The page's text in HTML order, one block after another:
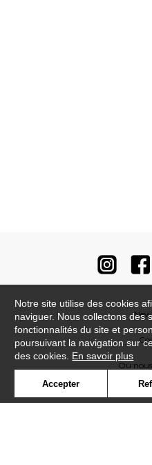
Où
Notre site utilise des cookies
naviguer. Nous collectons des
fonctionnalités du site et
poursuivant la navigation sur
des cookies. En savoir plus
Accepter